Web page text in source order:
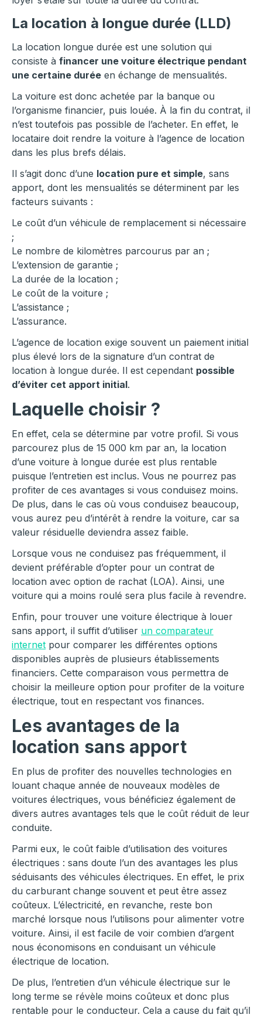
La location à longue durée (LLD)
La location longue durée est une solution qui
consiste à financer une voiture électrique pendant
une certaine durée en échange de mensualités.
La voiture est donc achetée par la banque ou
l’organisme financier, puis louée. À la fin du contrat, il
n’est toutefois pas possible de l’acheter. En effet, le
locataire doit rendre la voiture à l’agence de location
dans les plus brefs délais.
Il s’agit donc d’une location pure et simple, sans
apport, dont les mensualités se déterminent par les
facteurs suivants :
Le coût d’un véhicule de remplacement si nécessaire
;
Le nombre de kilomètres parcourus par an ;
L’extension de garantie ;
La durée de la location ;
Le coût de la voiture ;
L’assistance ;
L’assurance.
L’agence de location exige souvent un paiement initial
plus élevé lors de la signature d’un contrat de
location à longue durée. Il est cependant possible
d’éviter cet apport initial.
Laquelle choisir ?
En effet, cela se détermine par votre profil. Si vous
parcourez plus de 15 000 km par an, la location
d’une voiture à longue durée est plus rentable
puisque l’entretien est inclus. Vous ne pourrez pas
profiter de ces avantages si vous conduisez moins.
De plus, dans le cas où vous conduisez beaucoup,
vous aurez peu d’intérêt à rendre la voiture, car sa
valeur résiduelle deviendra assez faible.
Lorsque vous ne conduisez pas fréquemment, il
devient préférable d’opter pour un contrat de
location avec option de rachat (LOA). Ainsi, une
voiture qui a moins roulé sera plus facile à revendre.
Enfin, pour trouver une voiture électrique à louer
sans apport, il suffit d’utiliser un comparateur
internet pour comparer les différentes options
disponibles auprès de plusieurs établissements
financiers. Cette comparaison vous permettra de
choisir la meilleure option pour profiter de la voiture
électrique, tout en respectant vos finances.
Les avantages de la
location sans apport
En plus de profiter des nouvelles technologies en
louant chaque année de nouveaux modèles de
voitures électriques, vous bénéficiez également de
divers autres avantages tels que le coût réduit de leur
conduite.
Parmi eux, le coût faible d’utilisation des voitures
électriques : sans doute l’un des avantages les plus
séduisants des véhicules électriques. En effet, le prix
du carburant change souvent et peut être assez
coûteux. L’électricité, en revanche, reste bon
marché lorsque nous l’utilisons pour alimenter votre
voiture. Ainsi, il est facile de voir combien d’argent
nous économisons en conduisant un véhicule
électrique de location.
De plus, l’entretien d’un véhicule électrique sur le
long terme se révèle moins coûteux et donc plus
rentable pour le conducteur. Cela a cause du fait qu’il